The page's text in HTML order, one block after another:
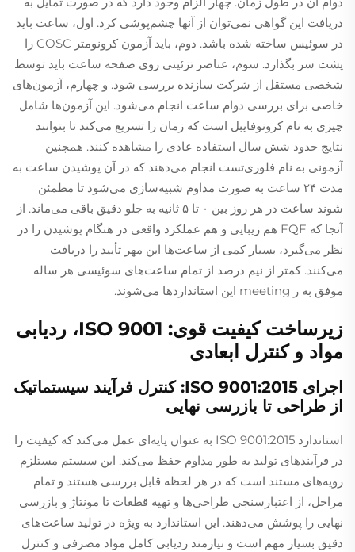
دریافت این گواهی نمی‌توان از آنها چشم‌پوشی کرد. اول، ساعت باید
در سوئیس ساخته شده باشد. دوم، باید آزمون کرونومتر COSC را
پشت سر بگذارد. سوم، عناصر تزئینی روی صفحه ساعت باید توسط
شخصی مستقل از شرکت سازنده بررسی شود. و چهارم، آزمون‌های
خاصی برای بررسی دوام ساعت انجام می‌شود. این آزمون‌ها شامل
چیزی به نام کرونو‌فایبل است که زمان را تسریع می‌کند تا بتوانند
نتایج حدود شش سال استفاده عادی را مشاهده کنند. همچنین
آزمونی به نام فلوری‌تست انجام می‌دهند که در آن پوشیدن ساعت به
مدت ۲۴ ساعت به صورت مداوم شبیه‌سازی می‌شود تا مطمئن
شوند ساعت در هر روز بین ۰ تا ۵ ثانیه به جلو دقیق باقی می‌ماند. از
آنجا که FQF هم زیبایی و هم عملکرد واقعی در هنگام پوشیدن را در
نظر می‌گیرد، بسیار کمی از ساعت‌ها این مهر تأیید را دریافت
می‌کنند. کمتر از نیم درصد از تمام ساعت‌های سوئیسی هر ساله
موفق به ر meeting این استانداردها می‌شوند.
زیرساخت کیفیت قوی: ISO 9001، ردیابی
مواد و کنترل ابعادی
اجرای ISO 9001:2015: کنترل فرآیند سیستماتیک
از طراحی تا بازرسی نهایی
استاندارد ISO 9001:2015 به عنوان پایه‌ای عمل می‌کند که کیفیت را
در فرآیندهای تولید به طور مداوم حفظ می‌کند. این سیستم مستلزم
رویه‌های مستند است که در هر لحظه قابل بررسی هستند و تمام
مراحل، از اعتبارسنجی طراحی‌ها و تهیه قطعات تا مونتاژ و بازرسی
نهایی را پوشش می‌دهند. این استاندارد به ویژه در تولید ساعت‌های
دقیق بسیار مهم است و نیازمند ردیابی کامل مواد مصرفی و کنترل